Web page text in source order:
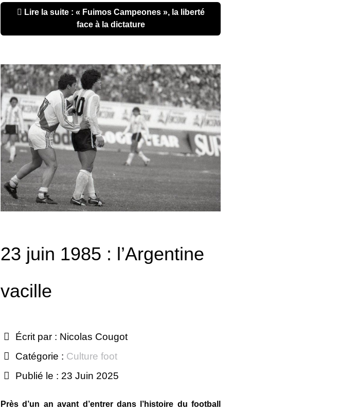
face à la dictature
23 juin 1985 : l’Argentine
vacille
Écrit par : Nicolas Cougot
Catégorie : Culture foot
Publié le : 23 Juin 2025
Près d’un an avant d’entrer dans l’histoire du football